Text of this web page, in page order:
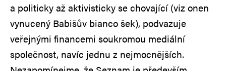
a politicky až aktivisticky se chovající (viz onen
vynucený Babišův bianco šek), podvazuje
veřejnými financemi soukromou mediální
společnost, navíc jednu z nejmocnějších.